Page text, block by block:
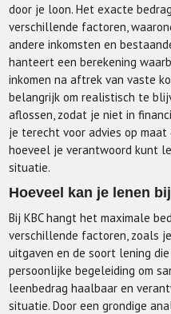
door je loon. Het exacte
verschillende factoren,
andere inkomsten en
hanteert een berekening
inkomen na aftrek van vaste
belangrijk om realistisch te
aflossen, zodat je niet in
je terecht voor advies op
hoeveel je verantwoord kunt
situatie.
Hoeveel kan je lenen
Bij KBC hangt het maximale
verschillende factoren, zoals
uitgaven en de soort lening
persoonlijke begeleiding om
leenbedrag haalbaar en
situatie. Door een grondige